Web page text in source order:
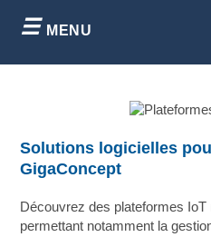
MENU
Solutions logicielles
GigaConcept
Découvrez des plateformes
permettant notamment la